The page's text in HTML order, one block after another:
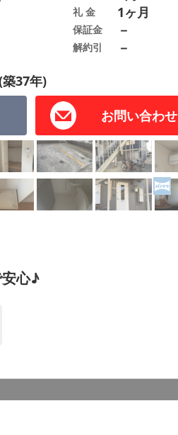
お問い合わせ
37年)
礼 金 1ヶ月
保証金 －
解約引 －
心♪